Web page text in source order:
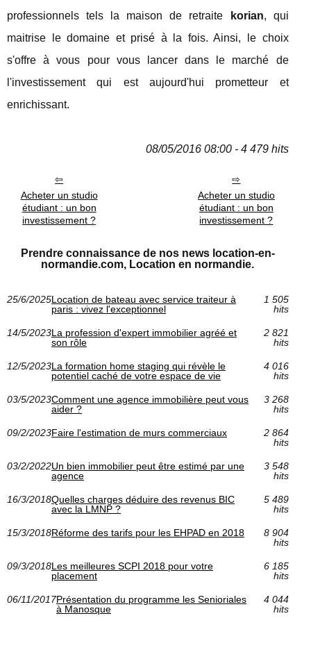
professionnels tels la maison de retraite korian, qui
maitrise le domaine et prisé à la fois. Ainsi, le choix
s'offre à vous pour vous lancer dans le marché de
l'investissement qui est aujourd'hui prometteur et
enrichissant.
08/05/2016 08:00 - 4 479 hits
Acheter un studio
étudiant : un bon
investissement ?
Acheter un studio
étudiant : un bon
investissement ?
Prendre connaissance de nos news location-en-
normandie.com, Location en normandie.
25/6/2025Location de bateau avec service traiteur à
paris : vivez l'exceptionnel
1 505
hits
14/5/2023La profession d'expert immobilier agréé et
son rôle
2 821
hits
12/5/2023La formation home staging qui révèle le
potentiel caché de votre espace de vie
4 016
hits
03/5/2023Comment une agence immobilière peut vous
aider ?
3 268
hits
09/2/2023Faire l'estimation de murs commerciaux
2 864
hits
03/2/2022Un bien immobilier peut être estimé par une
agence
3 548
hits
16/3/2018Quelles charges déduire des revenus BIC
avec la LMNP ?
5 489
hits
15/3/2018Réforme des tarifs pour les EHPAD en 2018
8 904
hits
09/3/2018Les meilleures SCPI 2018 pour votre
placement
6 185
hits
06/11/2017Présentation du programme les Senioriales
à Manosque
4 044
hits